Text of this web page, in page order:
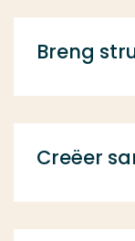
Breng
Creëer